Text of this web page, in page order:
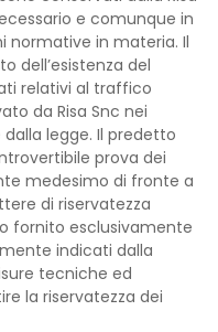
e comunque in
normative in materia. Il
dell’esistenza del
relativi al traffico
da Risa Snc nei
legge. Il predetto
prova dei
medesimo di fronte a
di riservatezza
fornito esclusivamente
indicati dalla
tecniche ed
la riservatezza dei